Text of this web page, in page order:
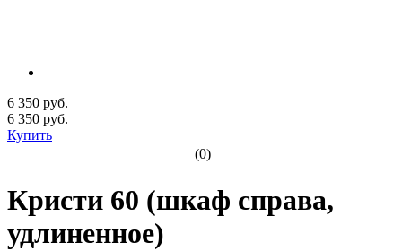
6 350 руб.
6 350 руб.
Купить
(0)
Кристи 60 (шкаф справа,
удлиненное)